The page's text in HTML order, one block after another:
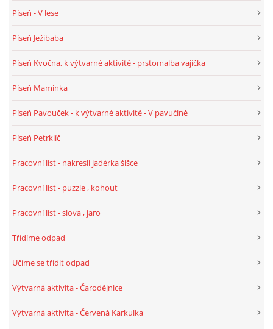
VZDĚLÁVACÍ PLÁN OD ZÁŘÍ DO ČERVNA
SMYSLOVÁ AKTIVITA
JÓGOVÉ CVIČENÍ, TYPY, RADY, RECENZE
STÁTNÍ SVÁTKY
Píseň - V lese
Píseň Ježibaba
Píseň Kvočna, k výtvarné aktivitě - prstomalba vajíčka
Píseň Maminka
Píseň Pavouček - k výtvarné aktivitě - V pavučině
Píseň Petrklíč
Pracovní list - nakresli jadérka šišce
Pracovní list - puzzle , kohout
Pracovní list - slova , jaro
Třídíme odpad
Učíme se třídit odpad
Výtvarná aktivita - Čarodějnice
Výtvarná aktivita - Červená Karkulka